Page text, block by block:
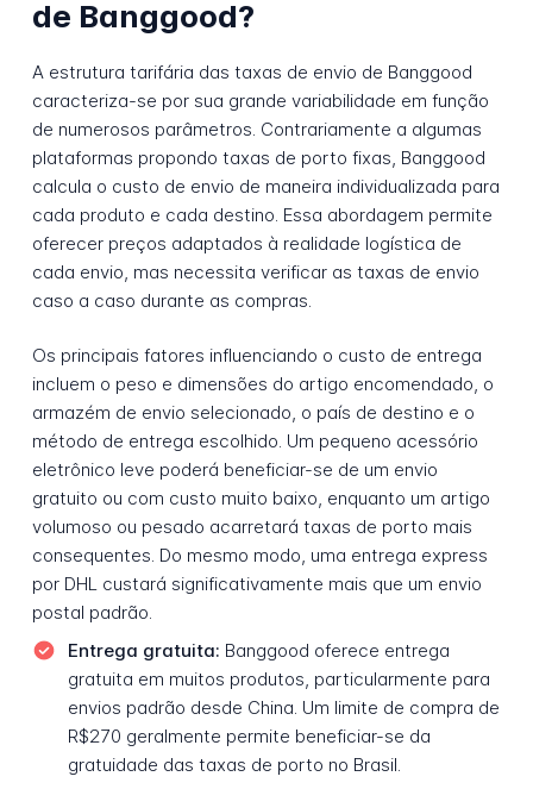
de Banggood?
A estrutura tarifária das taxas de envio de Banggood
caracteriza-se por sua grande variabilidade em função
de numerosos parâmetros. Contrariamente a algumas
plataformas propondo taxas de porto fixas, Banggood
calcula o custo de envio de maneira individualizada para
cada produto e cada destino. Essa abordagem permite
oferecer preços adaptados à realidade logística de
cada envio, mas necessita verificar as taxas de envio
caso a caso durante as compras.
Os principais fatores influenciando o custo de entrega
incluem o peso e dimensões do artigo encomendado, o
armazém de envio selecionado, o país de destino e o
método de entrega escolhido. Um pequeno acessório
eletrônico leve poderá beneficiar-se de um envio
gratuito ou com custo muito baixo, enquanto um artigo
volumoso ou pesado acarretará taxas de porto mais
consequentes. Do mesmo modo, uma entrega express
por DHL custará significativamente mais que um envio
postal padrão.
Entrega gratuita: Banggood oferece entrega
gratuita em muitos produtos, particularmente para
envios padrão desde China. Um limite de compra de
R$270 geralmente permite beneficiar-se da
gratuidade das taxas de porto no Brasil.